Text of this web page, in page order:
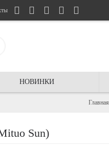
НОВИНКИ
Главная
Sun)